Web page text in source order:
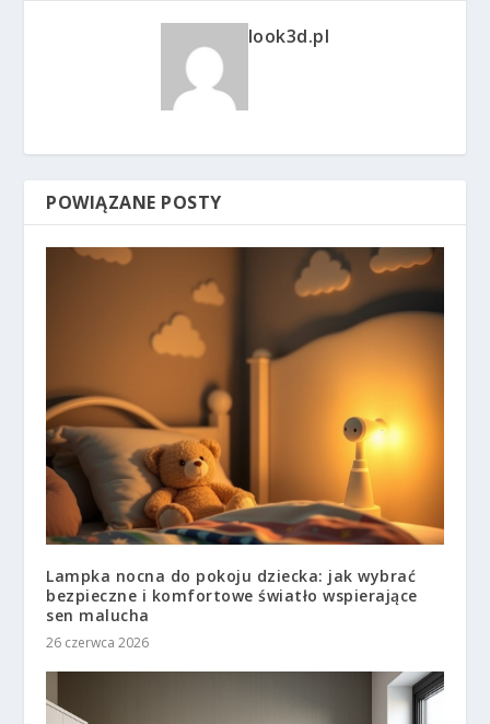
look3d.pl
POWIĄZANE POSTY
Lampka nocna do pokoju dziecka: jak wybrać
bezpieczne i komfortowe światło wspierające
sen malucha
26 czerwca 2026